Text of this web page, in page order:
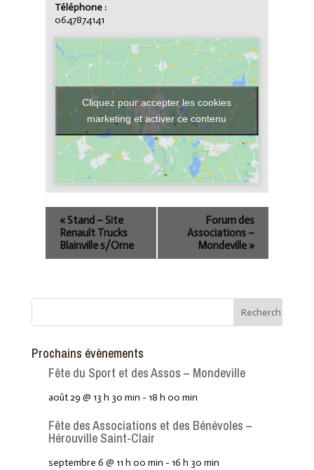
Téléphone :
0647874141
Cliquez pour accepter les cookies
marketing et activer ce contenu
«Stand – Site
Renault Trucks
Blainville s/Orne
Forum des
Associations –
Mondeville »
Prochains évènements
Fête du Sport et des Assos – Mondeville
août 29 @ 13 h 30 min - 18 h 00 min
Fête des Associations et des Bénévoles –
Hérouville Saint-Clair
septembre 6 @ 11 h 00 min - 16 h 30 min